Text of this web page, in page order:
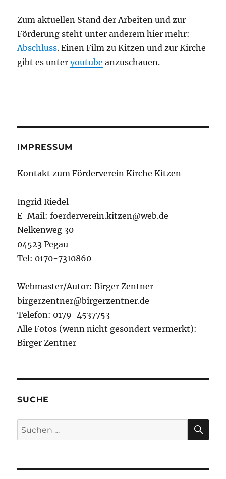
Zum aktuellen Stand der Arbeiten und zur
Förderung steht unter anderem hier mehr:
Abschluss. Einen Film zu Kitzen und zur Kirche
gibt es unteryoutube anzuschauen.
IMPRESSUM
Kontakt zum Förderverein Kirche Kitzen
Ingrid Riedel
E-Mail: foerderverein.kitzen@web.de
Nelkenweg 30
04523 Pegau
Tel: 0170-7310860
Webmaster/Autor: Birger Zentner
birgerzentner@birgerzentner.de
Telefon: 0179-4537753
Alle Fotos (wenn nicht gesondert vermerkt):
Birger Zentner
SUCHE
Suchen
nach: